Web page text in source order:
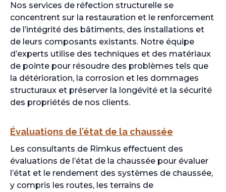
Nos services de réfection structurelle se
concentrent sur la restauration et le renforcement
de l’intégrité des bâtiments, des installations et
de leurs composants existants. Notre équipe
d’experts utilise des techniques et des matériaux
de pointe pour résoudre des problèmes tels que
la détérioration, la corrosion et les dommages
structuraux et préserver la longévité et la sécurité
des propriétés de nos clients.
Évaluations de l’état de la chaussée
Les consultants de Rimkus effectuent des
évaluations de l’état de la chaussée pour évaluer
l’état et le rendement des systèmes de chaussée,
y compris les routes, les terrains de